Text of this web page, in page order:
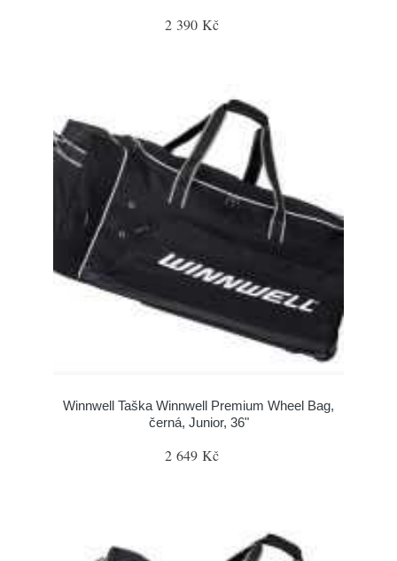
2 390 Kč
Winnwell Taška Winnwell Premium Wheel Bag,
černá, Junior, 36"
2 649 Kč